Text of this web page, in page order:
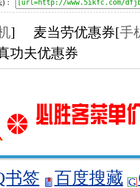
：
] 麦当劳优惠券[手
功夫优惠券
书签 百度搜藏